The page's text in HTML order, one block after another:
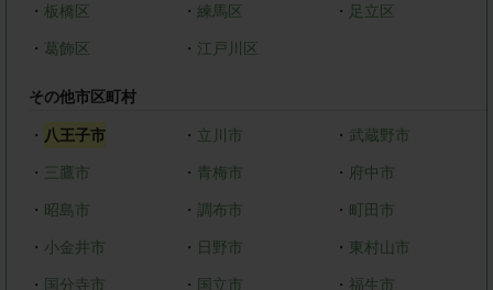
・ 板橋区 ・ 練馬区 ・ 足立区
・ 葛飾区 ・ 江戸川区
その他市区町村
・ 八王子市 ・ 立川市 ・ 武蔵野市
・ 三鷹市 ・ 青梅市 ・ 府中市
・ 昭島市 ・ 調布市 ・ 町田市
・ 小金井市 ・ 日野市 ・ 東村山市
・ 国分寺市 ・ 国立市 ・ 福生市